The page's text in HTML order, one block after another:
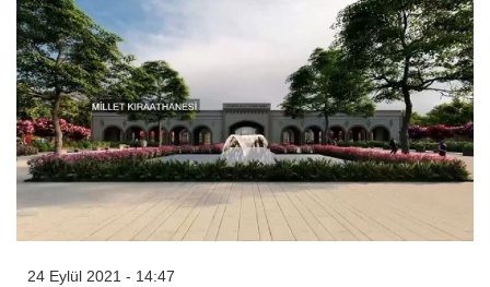
24 Eylül 2021 - 14:47